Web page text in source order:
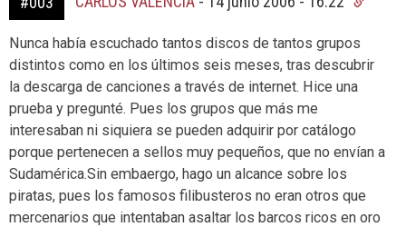
Nunca había escuchado tantos discos de tantos grupos
distintos como en los últimos seis meses, tras descubrir
la descarga de canciones a través de internet. Hice una
prueba y pregunté. Pues los grupos que más me
interesaban ni siquiera se pueden adquirir por catálogo
porque pertenecen a sellos muy pequeños, que no envían a
Sudamérica.Sin embaergo, hago un alcance sobre los
piratas, pues los famosos filibusteros no eran otros que
mercenarios que intentaban asaltar los barcos ricos en oro